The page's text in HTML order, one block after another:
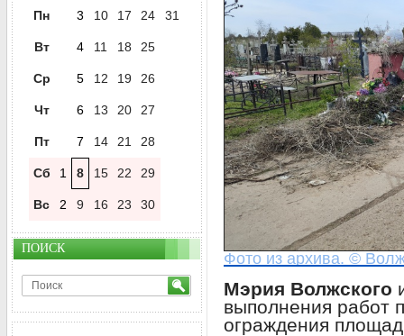
Фото из архива. ©
Мэрия Волжского
выполнения работ
ограждения
Пн 3 10 17 24 31
Вт 4 11 18 25
Ср 5 12 19 26
Чт 6 13 20 27
Пт 7 14 21 28
Сб 1 8 15 22 29
Вс 2 9 16 23 30
ПОИСК